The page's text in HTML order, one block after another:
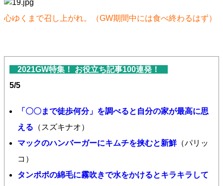
心ゆくまで召し上がれ。（GW期間中には食べ終わるはず）
2021GW特集！ お役立ち記事100連発！
5/5
「〇〇まで徒歩何分」を調べると自分の家が最高に思
える （スズキナオ）
マックのハンバーガーにキムチを挟むと新鮮（パリッ
コ）
タンポポの綿毛に霧吹きで水をかけるとキラキラして